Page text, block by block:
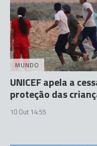
MUNDO
UNICEF apela a
proteção das
10 Out 14:55